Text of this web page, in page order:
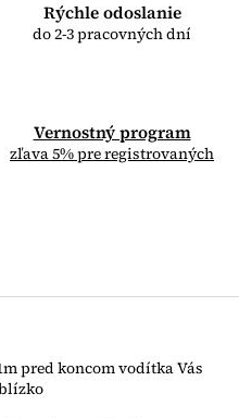
Rýchle odoslanie
do 2-3 pracovných dní
Vernostný program
zľava 5% pre registrovaných
pred koncom vodítka Vás